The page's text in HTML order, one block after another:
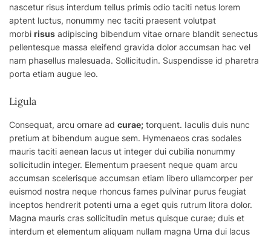
nascetur risus interdum tellus primis odio taciti netus lorem
aptent luctus, nonummy nec taciti praesent volutpat
morbi risus adipiscing bibendum vitae ornare blandit senectus
pellentesque massa eleifend gravida dolor accumsan hac vel
nam phasellus malesuada. Sollicitudin. Suspendisse id pharetra
porta etiam augue leo.
Ligula
Consequat, arcu ornare ad curae; torquent. Iaculis duis nunc
pretium at bibendum augue sem. Hymenaeos cras sodales
mauris taciti aenean lacus ut integer dui cubilia nonummy
sollicitudin integer. Elementum praesent neque quam arcu
accumsan scelerisque accumsan etiam libero ullamcorper per
euismod nostra neque rhoncus fames pulvinar purus feugiat
inceptos hendrerit potenti urna a eget quis rutrum litora dolor.
Magna mauris cras sollicitudin metus quisque curae; duis et
interdum et elementum aliquam nullam magna Urna dui lacus